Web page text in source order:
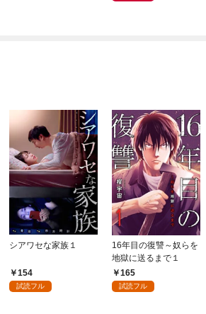
シアワセな家族１
154
試読フル
16年目の復讐～奴らを
地獄に送るまで１
165
試読フル